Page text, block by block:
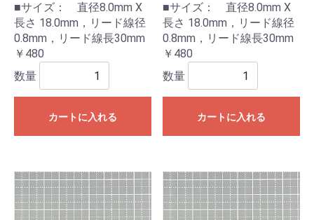
■サイズ： 直径8.0mm X
長さ 18.0mm，リード線径
0.8mm，リード線長30mm
￥480
数量
カートに入れる
■サイズ： 直径8.0mm X
長さ 18.0mm，リード線径
0.8mm，リード線長30mm
￥480
数量
カートに入れる